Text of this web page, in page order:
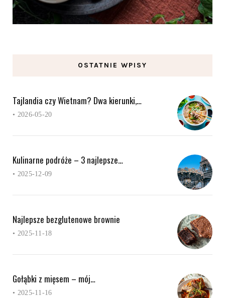
OSTATNIE WPISY
Tajlandia czy Wietnam? Dwa kierunki,…
• 2026-05-20
Kulinarne podróże – 3 najlepsze…
• 2025-12-09
Najlepsze bezglutenowe brownie
• 2025-11-18
Gołąbki z mięsem – mój…
• 2025-11-16